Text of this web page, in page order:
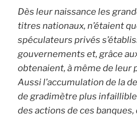
Dès leur naissance les
titres nationaux, n’étaient
spéculateurs privés
gouvernements et, grâce
obtenaient, à même de leur
Aussi l’accumulation de la
de gradimètre plus
des actions de ces